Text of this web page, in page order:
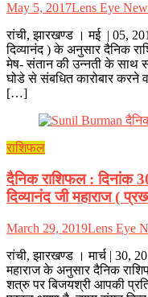
May 5, 2017Lens Eye
रांची, झारखण्ड । मई | 05,
दिव्यानंद ) के अनुसार दैनिक
मेष- संतान की उन्नती के साथ
घोडे से संबधित कारोबार करने
[…]
राशिफल
दैनिक राशिफल : दिनांक
दिव्यानंद जी महाराज (
March 29, 2019Lens Eye
रांची, झारखण्ड । मार्च | 30,
महाराज के अनुसार दैनिक
शत्रु पर बिजयश्री आपकी